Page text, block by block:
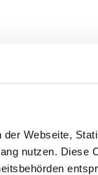
Webseite,
nutzen.